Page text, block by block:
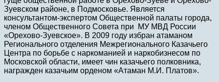
Зуевском районе, в Подмосковье. Является
консультантом-экспертом Общественной палаты города,
членом Общественного Совета при МУ МВД России
«Орехово-Зуевское». В 2009 году избран атаманом
Регионального отделения Межрегионального Казачьего
Центра по борьбе с наркоманией и наркобизнесом по
Московской области, имеет чин казачьего полковника,
награжден казачьим орденом «Атаман М.И. Платов».